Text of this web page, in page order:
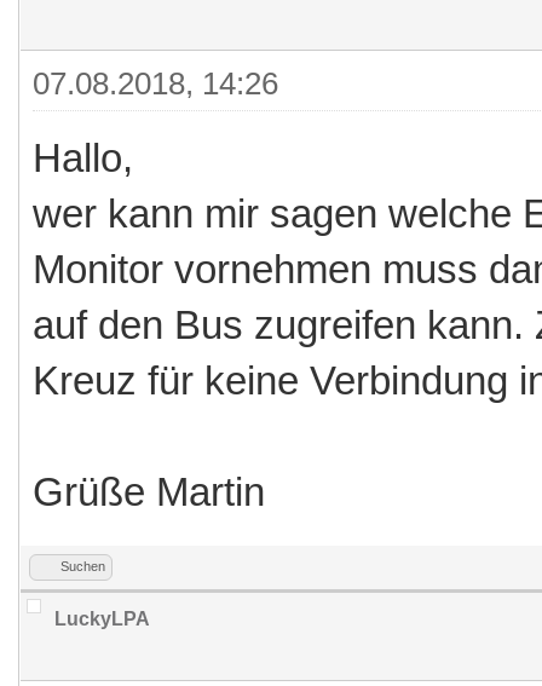
07.08.2018, 14:26
Hallo,
wer kann mir sagen welche
Monitor vornehmen muss
auf den Bus zugreifen
Kreuz für keine Verbindung
Grüße Martin
Suchen
LuckyLPA